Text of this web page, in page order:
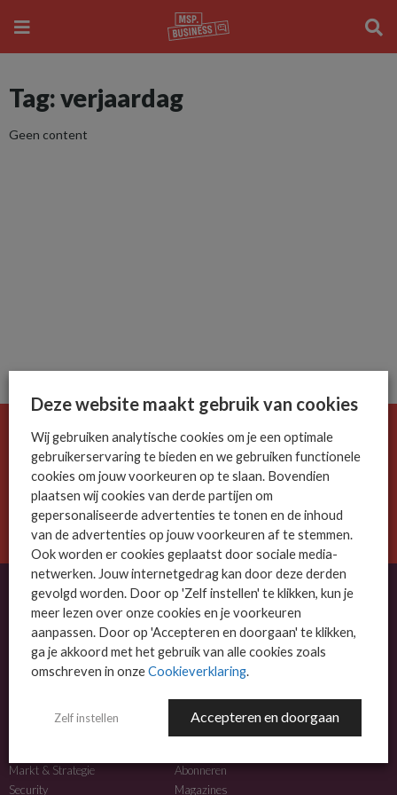
Tag: verjaardag
Geen content
De ICT-wereld is snel. Mis niets.
Meld je nu aan voor de MSP Business nieuwsbrief.
AANMELDEN
OVER MSP BUSINESS
MSP Business is het kennisplatform voor IT-dienstverleners met MKB-focus.
NIEUWS
Markt & Strategie
Security
MEER INFO
Abonneren
Magazines
Deze website maakt gebruik van cookies
Wij gebruiken analytische cookies om je een optimale
gebruikerservaring te bieden en we gebruiken functionele
cookies om jouw voorkeuren op te slaan. Bovendien
plaatsen wij cookies van derde partijen om
gepersonaliseerde advertenties te tonen en de inhoud
van de advertenties op jouw voorkeuren af te stemmen.
Ook worden er cookies geplaatst door sociale media-
netwerken. Jouw internetgedrag kan door deze derden
gevolgd worden. Door op 'Zelf instellen' te klikken, kun je
meer lezen over onze cookies en je voorkeuren
aanpassen. Door op 'Accepteren en doorgaan' te klikken,
ga je akkoord met het gebruik van alle cookies zoals
omschreven in onzeCookieverklaring.
Zelf instellen Accepteren en doorgaan